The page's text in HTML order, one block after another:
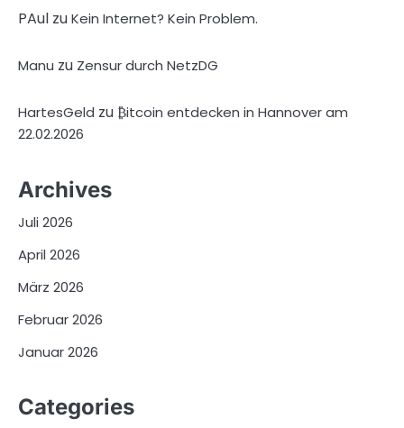
PAul zuKein Internet? Kein Problem.
Manu zu Zensur durch NetzDG
HartesGeld zu ₿itcoin entdecken in Hannover am
22.02.2026
Archives
Juli 2026
April 2026
März 2026
Februar 2026
Januar 2026
Categories